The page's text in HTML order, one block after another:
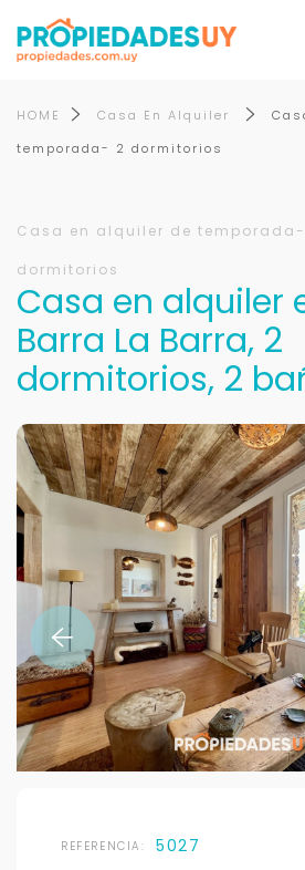
HOME Casa En Alquiler
temporada- 2 dormitorios
Casa en alquiler de temporada-
dormitorios
Casa en alquiler
Barra La Barra, 2
dormitorios, 2
REFERENCIA: 5027